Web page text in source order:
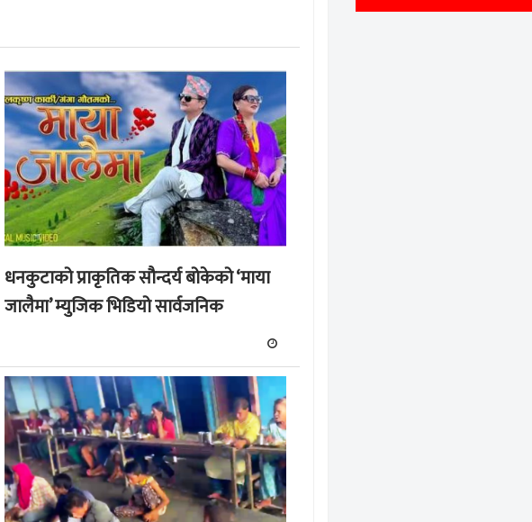
धनकुटाको प्राकृतिक सौन्दर्य बोकेको ‘माया
जालैमा’ म्युजिक भिडियो सार्वजनिक